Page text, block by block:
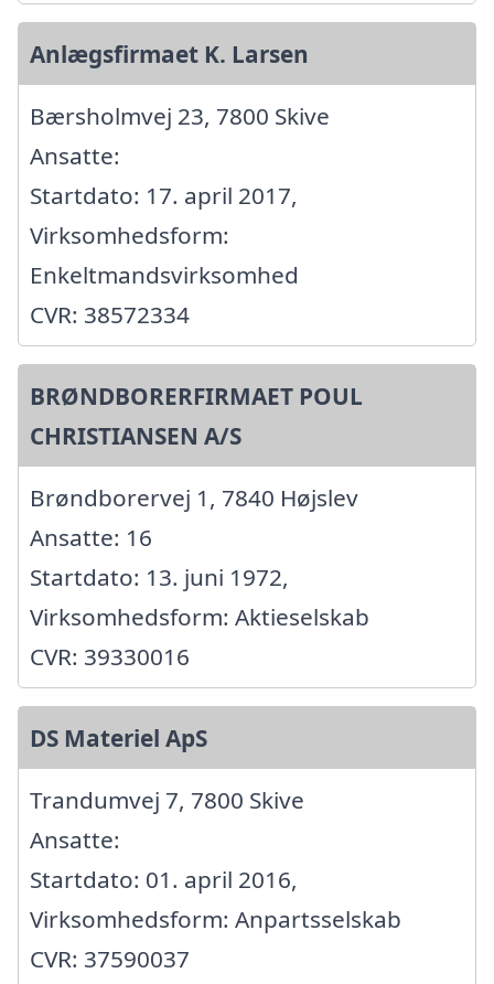
Anlægsfirmaet K. Larsen
Bærsholmvej 23, 7800 Skive
Ansatte:
Startdato: 17. april 2017,
Virksomhedsform:
Enkeltmandsvirksomhed
CVR: 38572334
BRØNDBORERFIRMAET POUL
CHRISTIANSEN A/S
Brøndborervej 1, 7840 Højslev
Ansatte: 16
Startdato: 13. juni 1972,
Virksomhedsform: Aktieselskab
CVR: 39330016
DS Materiel ApS
Trandumvej 7, 7800 Skive
Ansatte:
Startdato: 01. april 2016,
Virksomhedsform: Anpartsselskab
CVR: 37590037